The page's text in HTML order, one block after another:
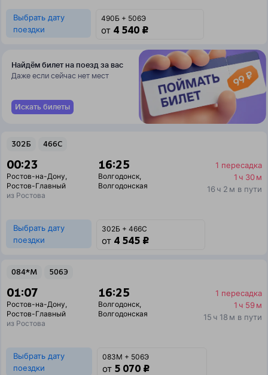
Выбрать дату
поездки
490Б + 506Э
от 4 540 ₽
Найдём билет на поезд за вас
Даже если сейчас нет мест
Искать билеты
302Б 466С
00:23
Ростов-на-Дону,
Ростов-Главный
из Ростова
16:25
Волгодонск,
Волгодонская
1 пересадка
1 ч 30 м
16 ч 2 м в пути
Выбрать дату
поездки
302Б + 466С
от 4 545 ₽
084*М 506Э
01:07
Ростов-на-Дону,
Ростов-Главный
из Ростова
16:25
Волгодонск,
Волгодонская
1 пересадка
1 ч 59 м
15 ч 18 м в пути
Выбрать дату
поездки
083М + 506Э
от 5 070 ₽